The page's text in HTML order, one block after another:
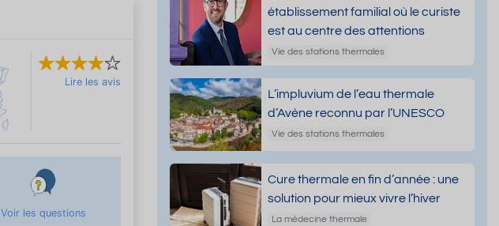
Lire les avis
Voir les questions
établissement familial où le curiste
est au centre des attentions
Vie des stations thermales
L’impluvium de l’eau thermale
d’Avène reconnu par l’UNESCO
Vie des stations thermales
Cure thermale en fin d’année : une
solution pour mieux vivre l’hiver
La médecine thermale